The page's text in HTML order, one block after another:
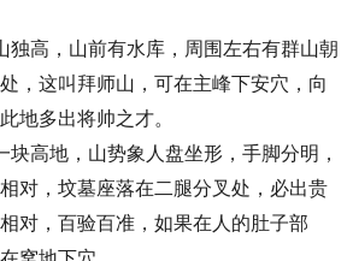
独高，山前有水库，周围左右有群山朝
，这叫拜师山，可在主峰下安穴，向
地多出将帅之才。
块高地，山势象人盘坐形，手脚分明，
对，坟墓座落在二腿分叉处，必出贵
对，百验百准，如果在人的肚子部